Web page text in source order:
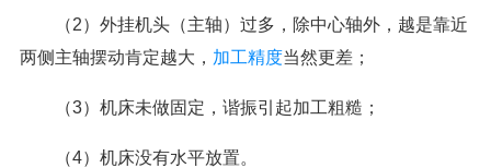
（2）外挂机头（主轴）过多，除中心轴外，越是靠近
两侧主轴摆动肯定越大， 加工精度当然更差；
（3）机床未做固定，谐振引起加工粗糙；
（4）机床没有水平放置。